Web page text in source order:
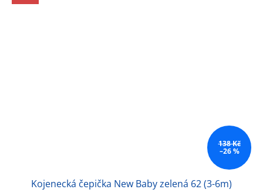
138 Kč
–26 %
Kojenecká čepička New Baby zelená 62 (3-6m)